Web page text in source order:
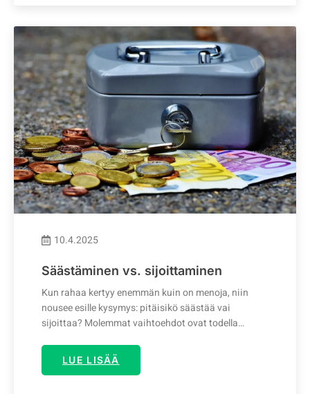
10.4.2025
Säästäminen vs. sijoittaminen
Kun rahaa kertyy enemmän kuin on menoja, niin
nousee esille kysymys: pitäisikö säästää vai
sijoittaa? Molemmat vaihtoehdot ovat todella…
LUE LISÄÄ